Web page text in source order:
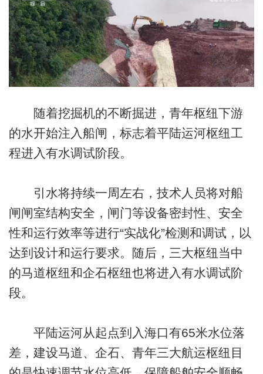
随着挖掘机的不断掘进，青年枢纽下游
的水开始注入船闸，标志着平陆运河枢纽工
程进入有水调试阶段。
引水将持续一周左右，技术人员将对船
闸闸室结构安全，闸门等设备密封性、安全
性和运行效率等进行“实战化”检测和调试，以
达到设计和运行要求。随后，三大枢纽当中
的马道枢纽和企石枢纽也将进入有水调试阶
段。
平陆运河从起点到入海口有65米水位落
差，建设马道、企石、青年三大航运枢纽目